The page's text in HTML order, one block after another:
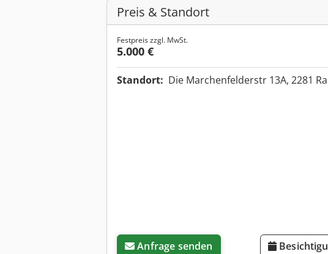
Preis & Standort
Festpreis zzgl. MwSt.
5.000 €
Standort: Die Marchenfelderstr 13A, 2281
Anfrage senden